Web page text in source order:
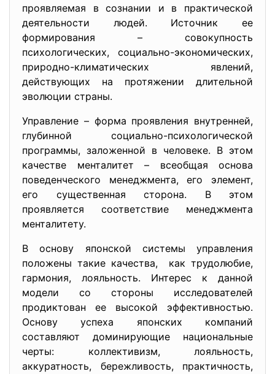
проявляемая в сознании и в практической
деятельности людей. Источник ее
формирования – совокупность
психологических, социально-экономических,
природно-климатических явлений,
действующих на протяжении длительной
эволюции страны.
Управление – форма проявления внутренней,
глубинной социально-психологической
программы, заложенной в человеке. В этом
качестве менталитет – всеобщая основа
поведенческого менеджмента, его элемент,
его существенная сторона. В этом
проявляется соответствие менеджмента
менталитету.
В основу японской системы управления
положены такие качества, как трудолюбие,
гармония, лояльность. Интерес к данной
модели со стороны исследователей
продиктован ее высокой эффективностью.
Основу успеха японских компаний
составляют доминирующие национальные
черты: коллективизм, лояльность,
аккуратность, бережливость, практичность,